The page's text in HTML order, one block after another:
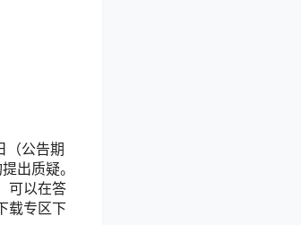
（公告期
出质疑。
可以在答
载专区下